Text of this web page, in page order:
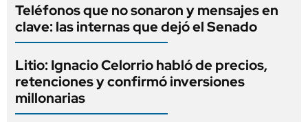
Teléfonos que no sonaron y mensajes en
clave: las internas que dejó el Senado
Litio: Ignacio Celorrio habló de precios,
retenciones y confirmó inversiones
millonarias